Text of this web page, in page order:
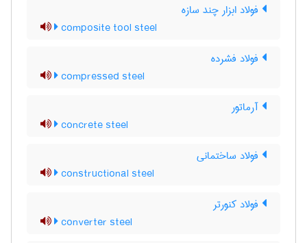
فولاد ابزار چند سازه
composite tool steel
فولاد فشرده
compressed steel
آرماتور
concrete steel
فولاد ساختمانی
constructional steel
فولاد کنورتر
converter steel